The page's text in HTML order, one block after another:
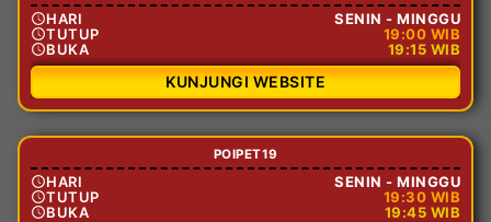
HARI
SENIN - MINGGU
TUTUP
19:00 WIB
BUKA
19:15 WIB
KUNJUNGI WEBSITE
POIPET19
HARI
SENIN - MINGGU
TUTUP
19:30 WIB
BUKA
19:45 WIB